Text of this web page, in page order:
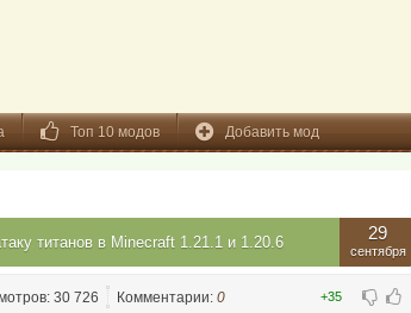
Топ 10 модов Добавить мод
титанов в Minecraft 1.21.1 и 1.20.6 29
сентября
30 726 Комментарии: 0 +35